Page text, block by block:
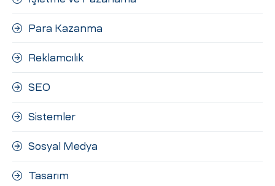
Para Kazanma
Reklamcılık
SEO
Sistemler
Sosyal Medya
Tasarım